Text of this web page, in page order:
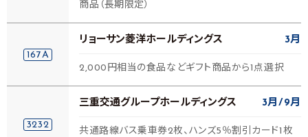
商品（長期限定）
167A
リョーサン菱洋ホールディングス 3月
2,000円相当の食品などギフト商品から1点選択
3232
三重交通グループホールディングス 3月 9月
共通路線バス乗車券2枚、ハンズ5％割引カード1枚